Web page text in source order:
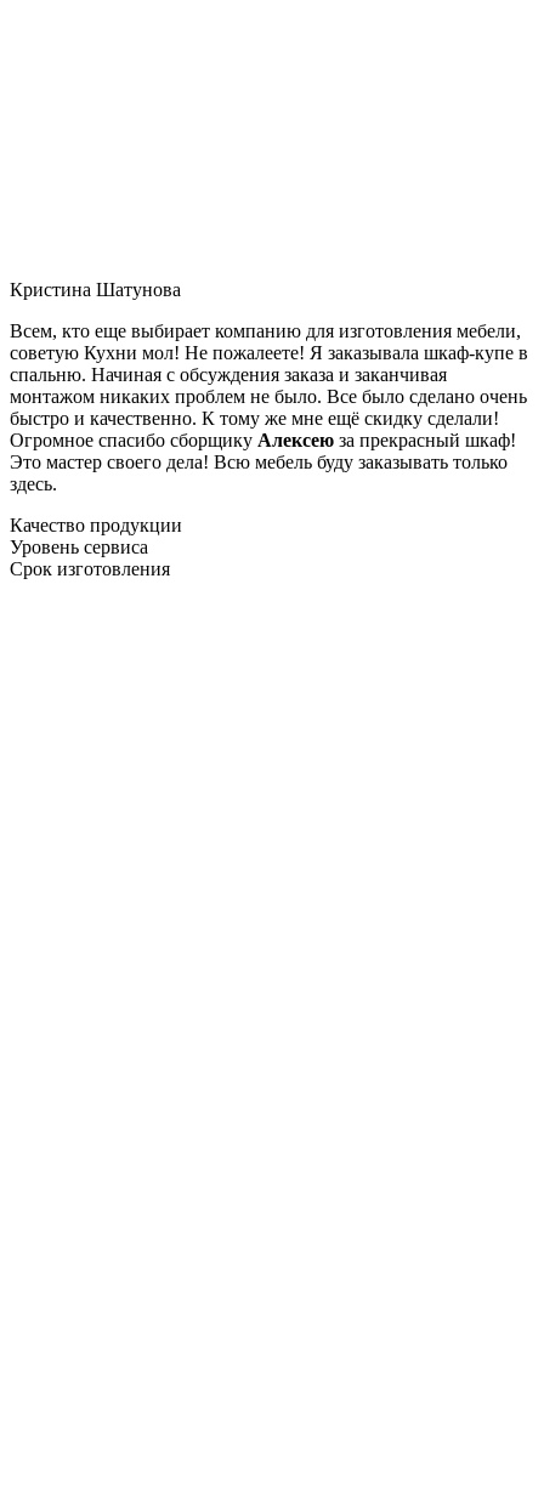
Кристина Шатунова
Всем, кто еще выбирает компанию для изготовления мебели,
советую Кухни мол! Не пожалеете! Я заказывала шкаф-купе в
спальню. Начиная с обсуждения заказа и заканчивая
монтажом никаких проблем не было. Все было сделано очень
быстро и качественно. К тому же мне ещё скидку сделали!
Огромное спасибо сборщику Алексею за прекрасный шкаф!
Это мастер своего дела! Всю мебель буду заказывать только
здесь.
Качество продукции
Уровень сервиса
Срок изготовления